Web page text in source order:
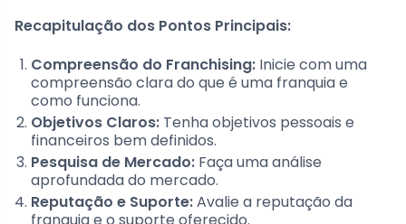
Recapitulação dos Pontos Principais:
Compreensão do Franchising: Inicie com uma
compreensão clara do que é uma franquia e
como funciona.
Objetivos Claros: Tenha objetivos pessoais e
financeiros bem definidos.
Pesquisa de Mercado: Faça uma análise
aprofundada do mercado.
Reputação e Suporte:Avalie a reputação da